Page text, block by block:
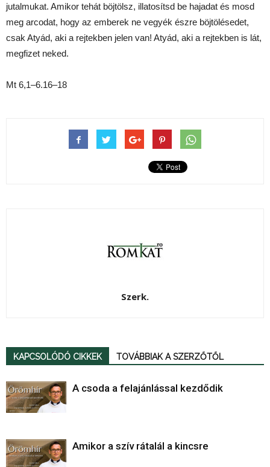
jutalmukat. Amikor tehát böjtölsz, illatosítsd be hajadat és mosd
meg arcodat, hogy az emberek ne vegyék észre böjtölésedet,
csak Atyád, aki a rejtekben jelen van! Atyád, aki a rejtekben is lát,
megfizet neked.
Mt 6,1–6.16–18
Szerk.
KAPCSOLÓDÓ CIKKEK TOVÁBBIAK A SZERZŐTŐL
A csoda a felajánlással kezdődik
Amikor a szív rátalál a kincsre